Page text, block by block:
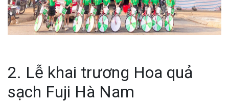
2. Lễ khai trương Hoa quả
sạch Fuji Hà Nam